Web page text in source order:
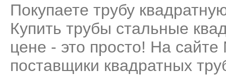
Покупаете трубу
Купить трубы стальные
цене - это просто! На
поставщики квадратных